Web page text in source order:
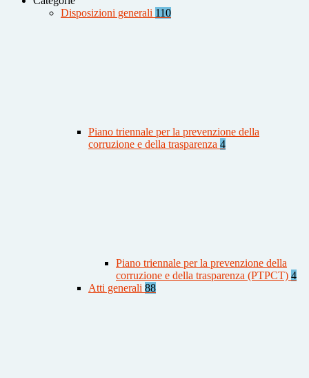
Disposizioni generali 110
Piano triennale per la prevenzione della
corruzione e della trasparenza 4
Piano triennale per la prevenzione della
corruzione e della trasparenza (PTPCT) 4
Atti generali 88